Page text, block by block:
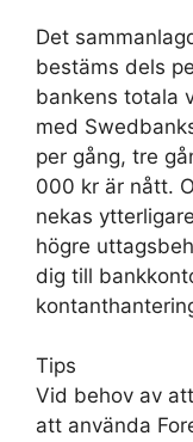
Det
bestäms dels
bankens totala
med
per gång, tre
000 kr är nått.
nekas
högre
dig till
Tips
Vid behov av
att använda